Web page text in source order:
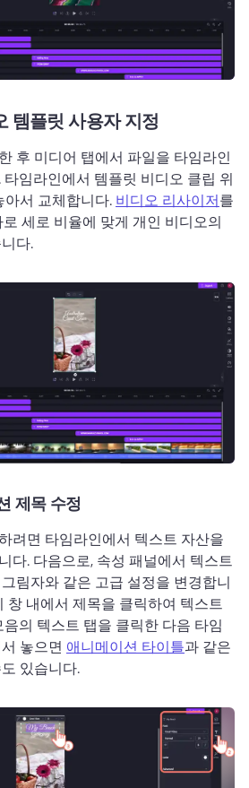
템플릿 사용자 지정
후 미디어 탭에서 파일을 타임라인
타임라인에서 템플릿 비디오 클립 위
서 교체합니다. 비디오 리사이저를
세로 비율에 맞게 개인 비디오의
다.
제목 수정
려면 타임라인에서 텍스트 자산을
다. 다음으로, 속성 패널에서 텍스트
림자와 같은 고급 설정을 변경합니
창 내에서 제목을 클릭하여 텍스트
음의 텍스트 탭을 클릭한 다음 타임
놓으면 애니메이션 타이틀과 같은
있습니다.